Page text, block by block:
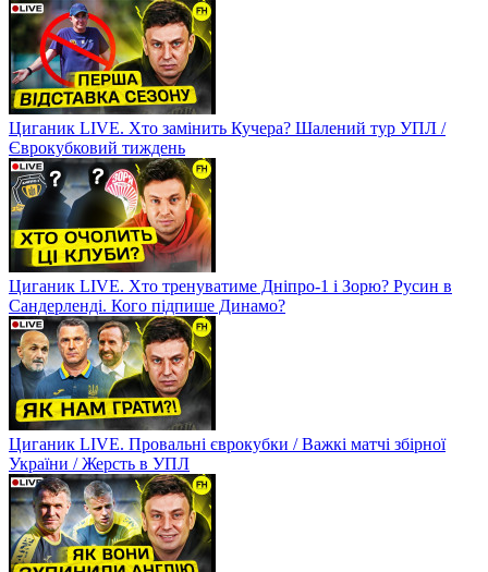
Циганик LIVE. Хто замінить Кучера? Шалений тур УПЛ /
Єврокубковий тиждень
Циганик LIVE. Хто тренуватиме Дніпро-1 і Зорю? Русин в
Сандерленді. Кого підпише Динамо?
Циганик LIVE. Провальні єврокубки / Важкі матчі збірної
України / Жерсть в УПЛ